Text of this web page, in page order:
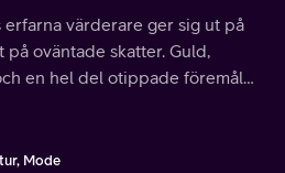
värderare ger sig ut på
oväntade skatter. Guld,
en hel del otippade föremål
Mode